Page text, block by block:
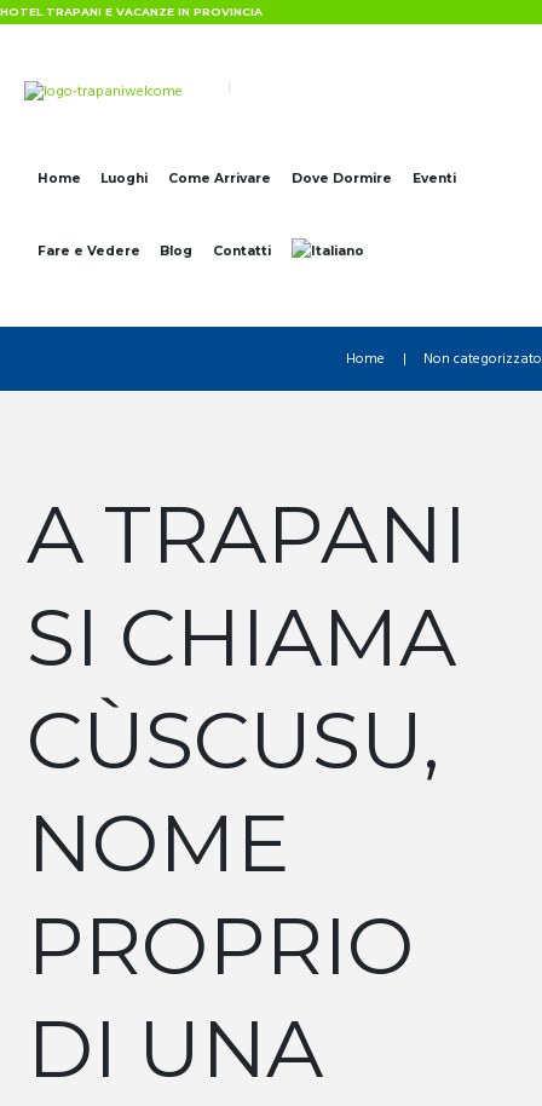
HOTEL TRAPANI E VACANZE IN PROVINCIA
Home Luoghi Come Arrivare Dove Dormire Eventi
Fare e Vedere Blog Contatti
Home Non categorizzato
A TRAPANI
SI CHIAMA
CÙSCUSU,
NOME
PROPRIO
DI UNA